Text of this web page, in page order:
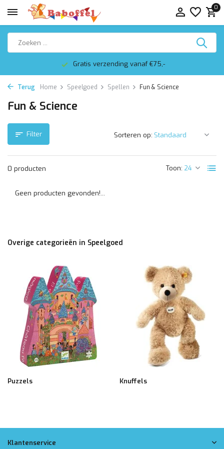
0
Gratis verzending vanaf €75,-
Terug Home Speelgoed Spellen Fun & Science
Fun & Science
Filter
0 producten Toon:
Sorteren op:
Geen producten gevonden!...
Overige categorieën in Speelgoed
Puzzels Knuffels
Klantenservice